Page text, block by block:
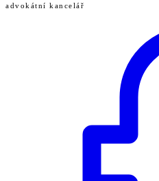
advokátní kancelář